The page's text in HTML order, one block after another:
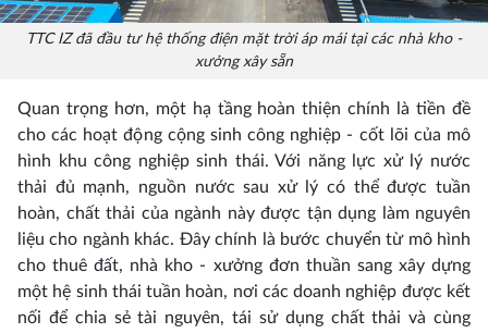
TTC IZ đã đầu tư hệ thống điện mặt trời áp mái tại các nhà kho -
xưởng xây sẵn
Quan trọng hơn, một hạ tầng hoàn thiện chính là tiền đề
cho các hoạt động cộng sinh công nghiệp - cốt lõi của mô
hình khu công nghiệp sinh thái. Với năng lực xử lý nước
thải đủ mạnh, nguồn nước sau xử lý có thể được tuần
hoàn, chất thải của ngành này được tận dụng làm nguyên
liệu cho ngành khác. Đây chính là bước chuyển từ mô hình
cho thuê đất, nhà kho - xưởng đơn thuần sang xây dựng
một hệ sinh thái tuần hoàn, nơi các doanh nghiệp được kết
nối để chia sẻ tài nguyên, tái sử dụng chất thải và cùng